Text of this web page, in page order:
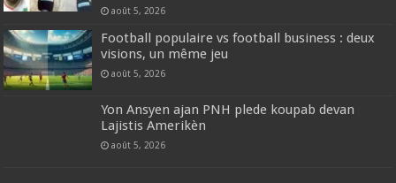
août 5, 2026
Football populaire vs football business : deux
visions, un même jeu
août 5, 2026
Yon Ansyen ajan PNH plede koupab devan
Lajistis Amerikèn
août 5, 2026